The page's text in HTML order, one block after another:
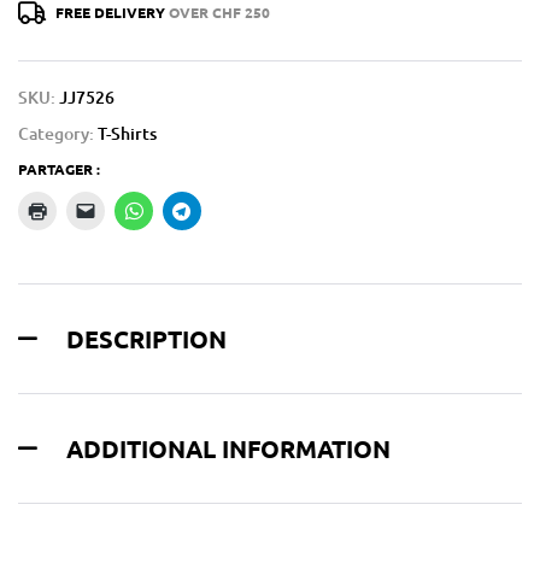
FREE DELIVERYOVER CHF 250
SKU: JJ7526
Category: T-Shirts
PARTAGER :
DESCRIPTION
ADDITIONAL INFORMATION